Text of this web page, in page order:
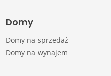
Domy
Domy na sprzedaż
Domy na wynajem